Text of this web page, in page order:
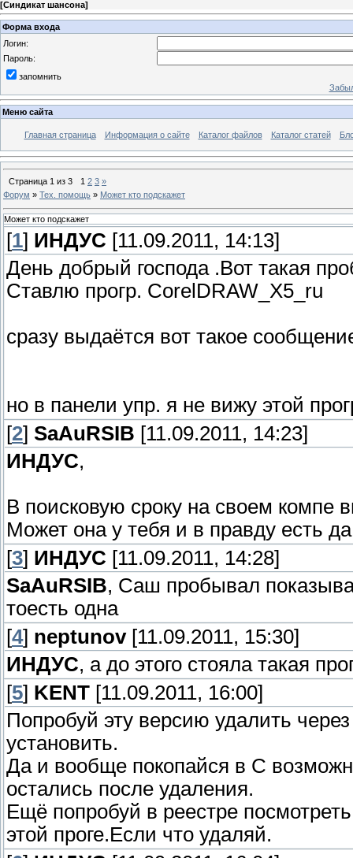
[Синдикат шансона]
Форма входа
Логин:
Пароль:
запомнить
Меню сайта
Главная страница Информация о сайте Каталог файлов Каталог статей
Страница 1 из 3 1 2 3 »
Форум » Тех. помощь » Может кто подскажет
Может кто подскажет
[1] ИНДУС [11.09.2011, 14:13]
День добрый господа .Вот такая
Ставлю прогр. CorelDRAW_X5_ru
сразу выдаётся вот такое
но в панели упр. я не вижу этой
[2] SaAuRSIB [11.09.2011, 14:23]
ИНДУС,
В поисковую сроку на своем компе
Может она у тебя и в правду есть
[3] ИНДУС [11.09.2011, 14:28]
SaAuRSIB, Саш пробывал
тоесть одна
[4] neptunov[11.09.2011, 15:30]
ИНДУС, а до этого стояла такая
[5] KENT [11.09.2011, 16:00]
Попробуй эту версию удалить
установить.
Да и вообще покопайся в С
остались после удаления.
Ещё попробуй в реестре
этой проге.Если что удаляй.